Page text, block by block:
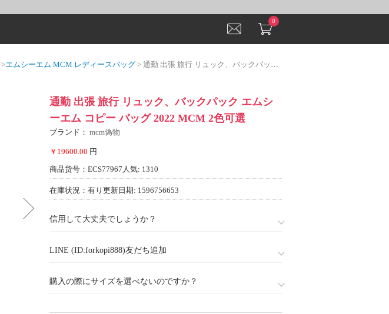
0
>エムシーエム MCM レディースバッグ > 通勤 出張 旅行 リュック、バックパック エムシーエム コピー バッグ 2022 MCM 2色可選
通勤 出張 旅行 リュック、バックパック エムシ
ーエム コピー バッグ 2022 MCM 2色可選
ブランド： mcm偽物
￥19600.00 円
商品货号：ECS77967 人気: 1310
在庫状況：有り 更新日期: 1596756653
信用して大丈夫でしょうか？
LINE (ID:forkopi888)友だち追加
購入の際にサイズを選べないのですか？